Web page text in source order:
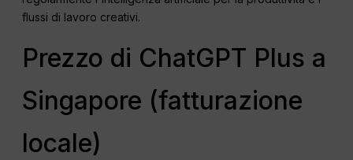
flussi di lavoro creativi.
Prezzo di ChatGPT Plus a
Singapore (fatturazione
locale)